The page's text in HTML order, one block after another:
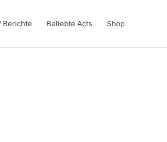
Berichte Beliebte Acts Shop